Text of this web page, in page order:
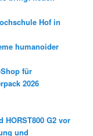
Hof in
humanoider
für
2026
G2 vor
und